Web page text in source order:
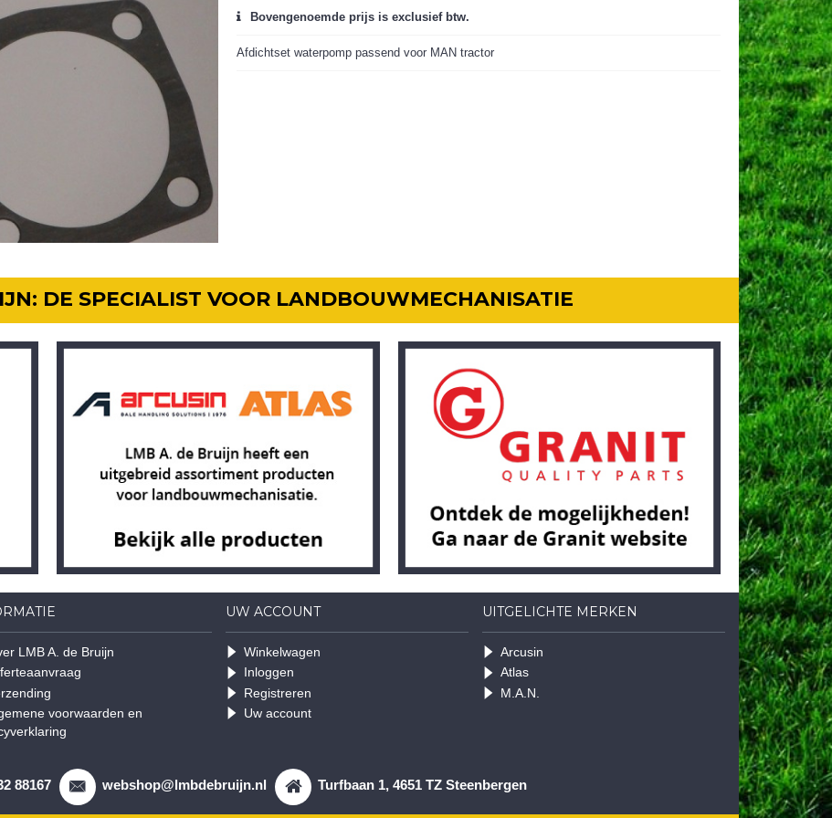
Bovengenoemde prijs is exclusief btw.
Afdichtset waterpomp passend voor MAN tractor
DE SPECIALIST VOOR LANDBOUWMECHANISATIE
LMB A. de Bruijn
voorwaarden en
UW ACCOUNT
Winkelwagen
Inloggen
Registreren
Uw account
UITGELICHTE MERKEN
Arcusin
Atlas
M.A.N.
88167 webshop@lmbdebruijn.nl Turfbaan 1, 4651 TZ Steenbergen